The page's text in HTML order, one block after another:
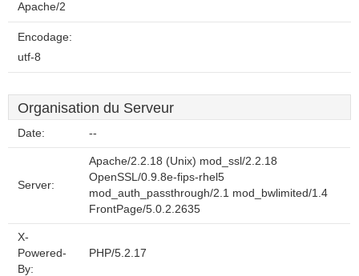
Apache/2
Encodage:
utf-8
Organisation du Serveur
Date: --
Server:
Apache/2.2.18 (Unix) mod_ssl/2.2.18
OpenSSL/0.9.8e-fips-rhel5
mod_auth_passthrough/2.1 mod_bwlimited/1.4
FrontPage/5.0.2.2635
X-
Powered-
By:
PHP/5.2.17